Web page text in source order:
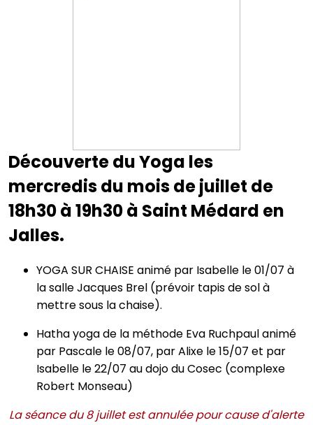
Découverte du Yoga les
mercredis du mois de juillet de
18h30 à 19h30 à Saint Médard en
Jalles.
YOGA SUR CHAISE animé par Isabelle le 01/07 à
la salle Jacques Brel (prévoir tapis de sol à
mettre sous la chaise).
Hatha yoga de la méthode Eva Ruchpaul animé
par Pascale le 08/07, par Alixe le 15/07 et par
Isabelle le 22/07 au dojo du Cosec (complexe
Robert Monseau)
La séance du 8 juillet est annulée pour cause d'alerte